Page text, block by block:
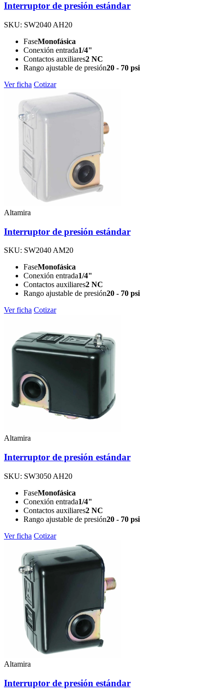
Interruptor de presión estándar
SKU: SW2040 AH20
FaseMonofásica
Conexión entrada1/4"
Contactos auxiliares2 NC
Rango ajustable de presión20 - 70 psi
Ver ficha Cotizar
Altamira
Interruptor de presión estándar
SKU: SW2040 AM20
FaseMonofásica
Conexión entrada1/4"
Contactos auxiliares2 NC
Rango ajustable de presión20 - 70 psi
Ver ficha Cotizar
Altamira
Interruptor de presión estándar
SKU: SW3050 AH20
FaseMonofásica
Conexión entrada1/4"
Contactos auxiliares2 NC
Rango ajustable de presión20 - 70 psi
Ver ficha Cotizar
Altamira
Interruptor de presión estándar